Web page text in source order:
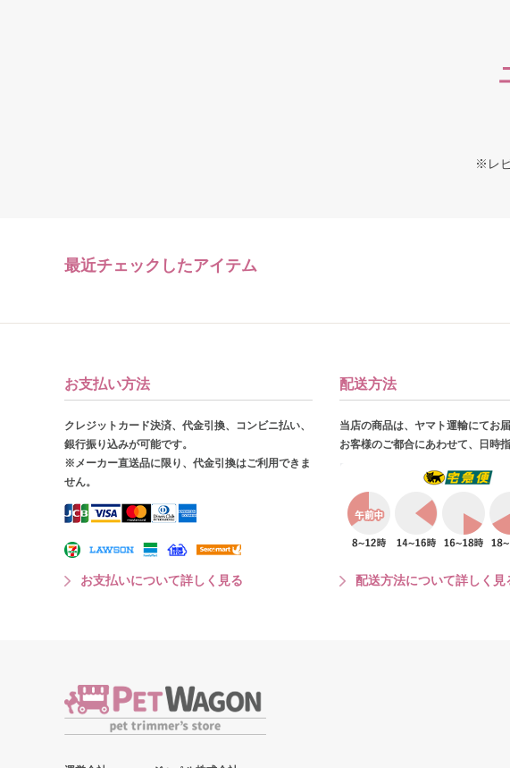
※レ
最近チェックしたアイテム
お支払い方法
クレジットカード決済、代金引換、コンビニ払い、
銀行振り込みが可能です。
※メーカー直送品に限り、代金引換はご利用できま
せん。
お支払いについて詳しく見る
配送方法
当店の商品は、ヤマト運輸にてお届
お客様のご都合にあわせて、日時
配送方法について詳しく見